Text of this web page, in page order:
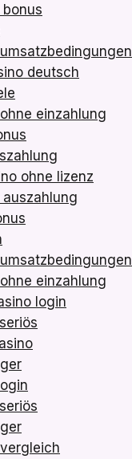
deutsch
einzahlung
ohne lizenz
einzahlung
login